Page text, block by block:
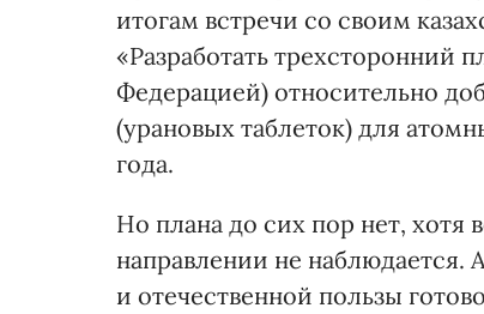
итогам встречи со своим
«Разработать трехсторонний
Федерацией) относительно
(урановых таблеток) для
года.
Но плана до сих пор нет,
направлении не наблюдается.
и отечественной пользы